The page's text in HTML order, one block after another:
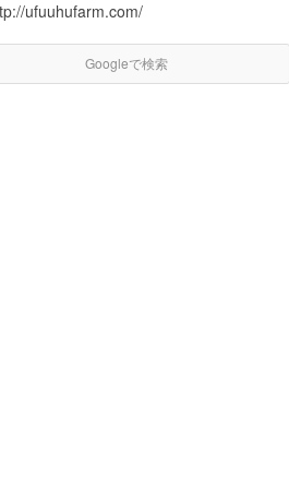
ufuuhufarm.com/
Googleで検索